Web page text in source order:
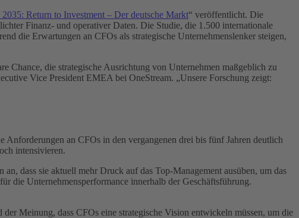
2035: Return to Investment – Der deutsche Markt“ veröffentlicht. Die
Finanz- und operativer Daten. Die Studie, die 1.500 internationale
die Erwartungen an CFOs als strategische Unternehmenslenker steigen,
Chance, die strategische Ausrichtung von Unternehmen maßgeblich zu
Vice President EMEA bei OneStream. „Unsere Forschung zeigt:
Anforderungen an CFOs in den vergangenen drei bis fünf Jahren deutlich
intensivieren.
dass sie aktuell mehr Druck auf das Top-Management ausüben, um das
die Unternehmensperformance innerhalb der Geschäftsführung.
Meinung, dass CFOs eine strategische Vision entwickeln müssen, um die